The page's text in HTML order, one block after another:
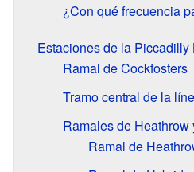
¿Con qué frecuencia
Estaciones de la Piccadilly
Ramal de Cockfosters
Tramo central de la
Ramales de Heathrow
Ramal de